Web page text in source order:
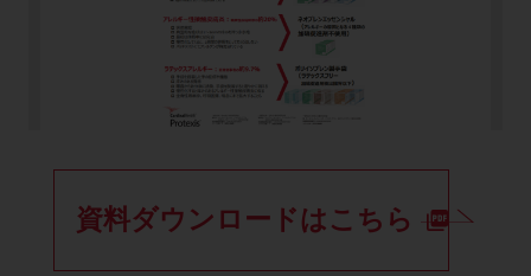
資料ダウンロードはこちら